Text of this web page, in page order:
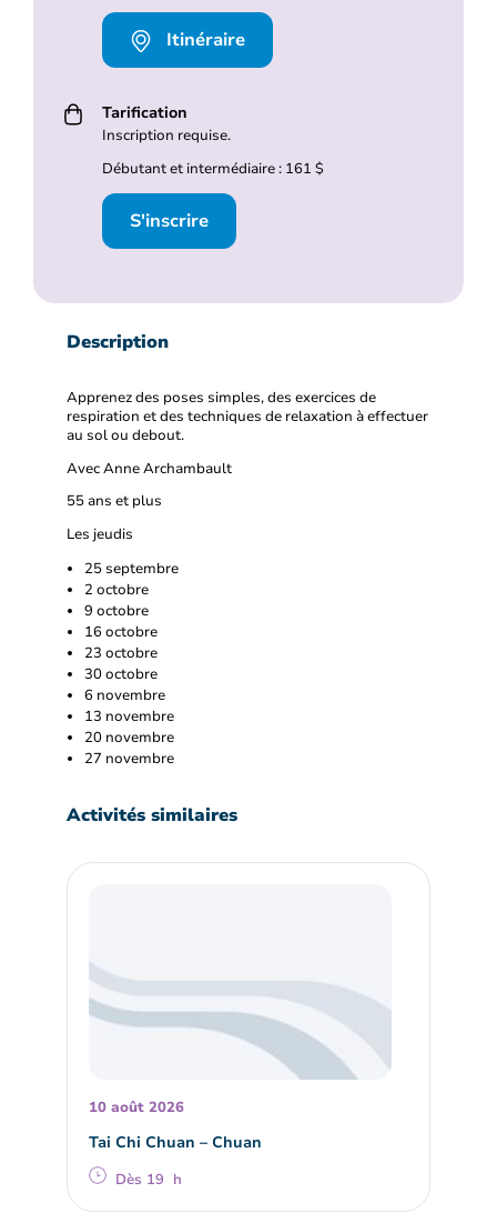
Itinéraire
Tarification
Inscription requise.
Débutant et intermédiaire : 161 $
S'inscrire
Description
Apprenez des poses simples, des exercices de
respiration et des techniques de relaxation à effectuer
au sol ou debout.
Avec Anne Archambault
55 ans et plus
Les jeudis
25 septembre
2 octobre
9 octobre
16 octobre
23 octobre
30 octobre
6 novembre
13 novembre
20 novembre
27 novembre
Activités similaires
10 août 2026
Tai Chi Chuan – Chuan
Dès 19 h